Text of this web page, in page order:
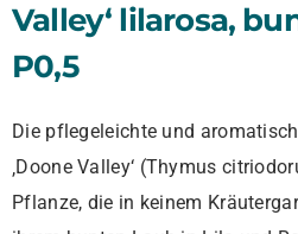
Valley‘ lilarosa,
P0,5
Die pflegeleichte und
‚Doone Valley‘ (Thymus
Pflanze, die in keinem